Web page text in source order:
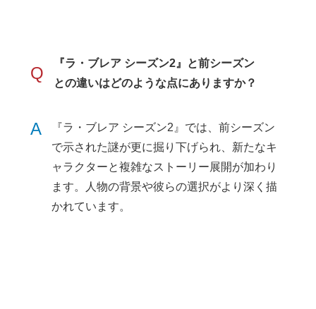
Q
『ラ・ブレア シーズン2』と前シーズン
との違いはどのような点にありますか？
A
『ラ・ブレア シーズン2』では、前シーズン
で示された謎が更に掘り下げられ、新たなキ
ャラクターと複雑なストーリー展開が加わり
ます。人物の背景や彼らの選択がより深く描
かれています。